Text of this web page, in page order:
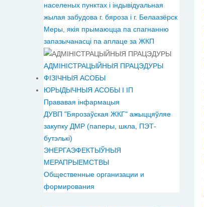
населеных пунктах і індывідуальная
жылая забудова г. бяроза і г. Белаазёрск
Меры, якія прымаюцца па спагнанню
запазычанасці па аплаце за ЖКП
АДМІНІСТРАЦЫЙНЫЯ ПРАЦЭДУРЫ
ФІЗІЧНЫЯ АСОБЫ
ЮРЫДЫЧНЫЯ АСОБЫ І ІП
Прававая інфармацыя
ДУВП "Бярозаўская ЖКГ" ажыццяўляе
закупку ДМР (паперы, шкла, ПЭТ-
бутэлькі)
ЭНЕРГАЭФЕКТЫЎНЫЯ
МЕРАПРЫЕМСТВЫ
Общественные организации и
формирования